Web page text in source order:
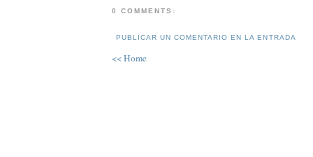
0 COMMENTS:
PUBLICAR UN COMENTARIO EN LA ENTRADA
<< Home